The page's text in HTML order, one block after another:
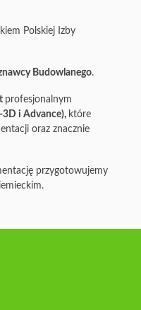
Polskiej Izby
Budowlanego.
profesjonalnym
3D i Advance), które
oraz znacznie
przygotowujemy